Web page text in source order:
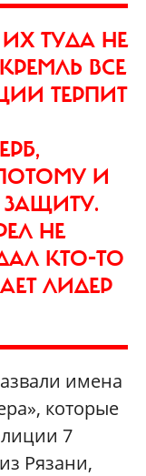
ТУДА НЕ
ВСЕ
ТЕРПИТ
И
НЕ
КТО-ТО
ЛИДЕР
имена
которые
7
Рязани,